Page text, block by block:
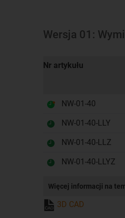
Wersja 01:
Nr artykułu
NW-01-40
NW-01-40-LLY
NW-01-40-LLZ
NW-01-40-LLYZ
Więcej informacji na
3D CAD